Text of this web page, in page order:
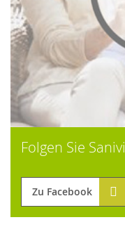
Folgen Sie
Zu Facebook